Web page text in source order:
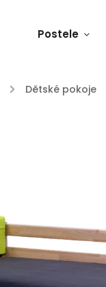
Postele
/ Dětské pokoje